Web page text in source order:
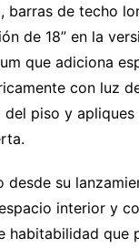
barras de techo
de 18” en la
que adiciona
con luz
del piso y
desde su
interior y
habitabilidad que